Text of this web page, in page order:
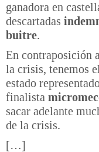
ganadora en
descartadas
buitre.
En contraposición
la crisis, tenemos
estado
finalista
sacar adelante
de la crisis.
[…]